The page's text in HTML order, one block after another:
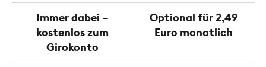
Immer dabei –
kostenlos zum
Girokonto
Optional für 2,49
Euro monatlich